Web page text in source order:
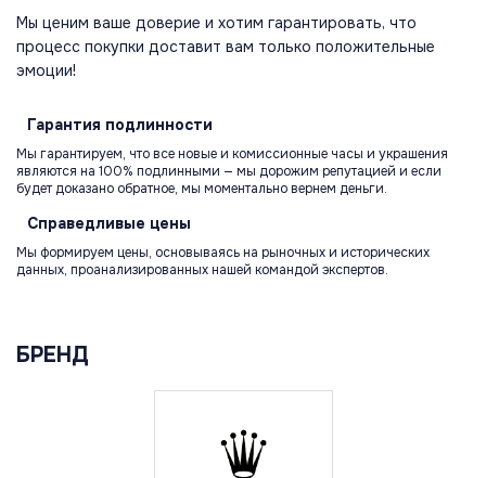
Мы ценим ваше доверие и хотим гарантировать, что
процесс покупки доставит вам только положительные
эмоции!
Гарантия подлинности
Мы гарантируем, что все новые и комиссионные часы и украшения
являются на 100% подлинными — мы дорожим репутацией и если
будет доказано обратное, мы моментально вернем деньги.
Справедливые цены
Мы формируем цены, основываясь на рыночных и исторических
данных, проанализированных нашей командой экспертов.
БРЕНД